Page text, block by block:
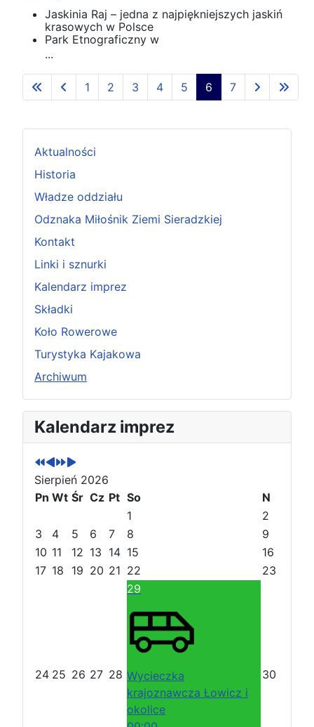
Aktualności
Historia
Władze oddziału
Odznaka Miłośnik Ziemi Sieradzkiej
Kontakt
Linki i sznurki
Kalendarz imprez
Składki
Koło Rowerowe
Turystyka Kajakowa
Archiwum
Kalendarz imprez
P
o
p
r
z
e
n
i
r
P
o
p
r
z
e
i
m
N
a
s
t
ę
p
y
r
o
N
a
s
t
ę
p
y
m
Sierpień 2026
Pn Wt Śr Cz Pt So
N
1
2
3
4 5 6 7 8
9
10 11 12 13 14 15
16
17 18 19 20 21 22 23
24 25 26 27 28
29
Wycieczka
krajoznawcza Łowicz i
okolice
30
Jaskinia Raj – jedna z najpiękniejszych jaskiń
krasowych w Polsce
Park Etnograficzny w
...
Strona 6 z 7
1 2 3 4 5 6 7